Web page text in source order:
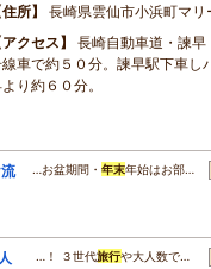
住所
長崎県雲仙市小浜町マリ
アクセス
長崎自動車道・諫
車で約５０分。諫早駅下車し
り約６０分。
…お盆期間・ 年末年始はお部…
…！ ３世代旅行や大人数で…